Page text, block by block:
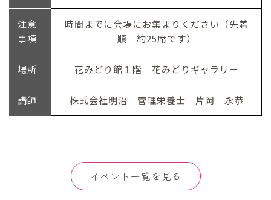
注意
事項
時間までに会場にお集まりください（先着
順 約25席です）
場所 花みどり館１階 花みどりギャラリー
講師 株式会社明治 管理栄養士 片岡 永恭
イベント一覧を見る